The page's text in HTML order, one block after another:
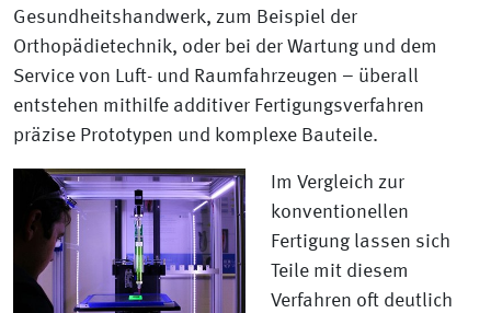
Gesundheitshandwerk, zum Beispiel der
Orthopädietechnik, oder bei der Wartung und dem
Service von Luft- und Raumfahrzeugen – überall
entstehen mithilfe additiver Fertigungsverfahren
präzise Prototypen und komplexe Bauteile.
Im Vergleich zur
konventionellen
Fertigung lassen sich
Teile mit diesem
Verfahren oft deutlich